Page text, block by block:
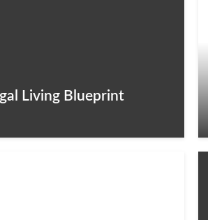
Living Blueprint